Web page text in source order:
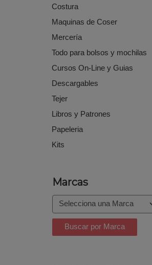
Costura
Maquinas de Coser
Mercería
Todo para bolsos y mochilas
Cursos On-Line y Guias
Descargables
Tejer
Libros y Patrones
Papeleria
Kits
Marcas